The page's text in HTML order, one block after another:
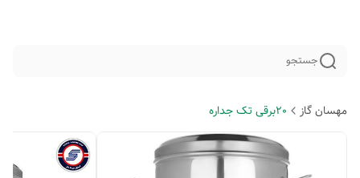
جستجو
مهسان گاز 20برقی تک جداره